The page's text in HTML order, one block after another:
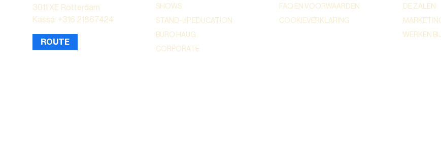
3011 XE Rotterdam
Kassa: +316 21867424
ROUTE
SHOWS
STAND-UP EDUCATION
BURO HAUG
CORPORATE
FAQ EN VOORWAARDEN
COOKIEVERKLARING
DE ZALEN
WERKEN